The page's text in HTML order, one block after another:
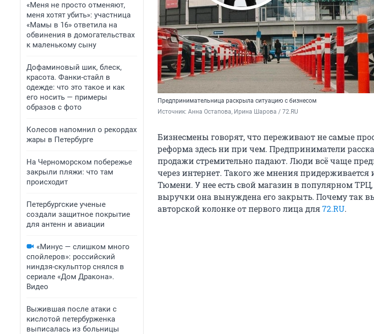
«Меня не просто отменяют,
меня хотят убить»: участница
«Мамы в 16» ответила на
обвинения в домогательствах
к маленькому сыну
Дофаминовый шик, блеск,
красота. Фанки-стайл в
одежде: что это такое и как
его носить — примеры
образов с фото
Колесов напомнил о рекордах
жары в Петербурге
На Черноморском побережье
закрыли пляжи: что там
происходит
Петербургские ученые
создали защитное покрытие
для антенн и авиации
«Минус — слишком много
спойлеров»: российский
ниндзя-скульптор снялся в
сериале «Дом Дракона».
Видео
Выжившая после атаки с
кислотой петербурженка
выписалась из больницы
Предпринимательница раскрыла ситуацию с бизнесом
Источник: Анна Остапова, Ирина Шарова / 72.RU
Бизнесмены говорят, что переживают не самые
реформа здесь ни при чем. Предприниматели
продажи стремительно падают. Люди всё чаще
через интернет. Такого же мнения придерживается
Тюмени. У нее есть свой магазин в популярном
выручки она вынуждена его закрыть. Почему так
авторской колонке от первого лица для72.RU.